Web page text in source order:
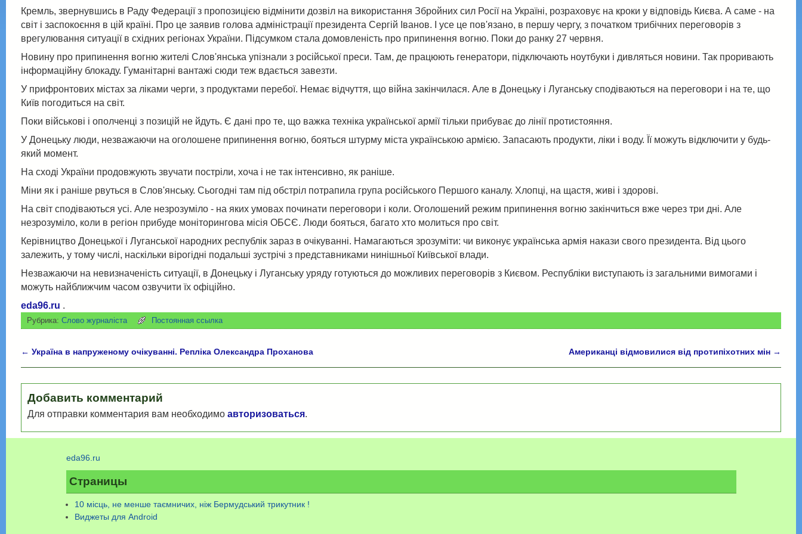
Кремль, звернувшись в Раду Федерації з пропозицією відмінити дозвіл на використання Збройних сил Росії на Україні, розраховує на кроки у відповідь Києва. А саме - на
світ і заспокоєння в цій країні. Про це заявив голова адміністрації президента Сергій Іванов. І усе це пов'язано, в першу чергу, з початком трибічних переговорів з
врегулювання ситуації в східних регіонах України. Підсумком стала домовленість про припинення вогню. Поки до ранку 27 червня.
Новину про припинення вогню жителі Слов'янська упізнали з російської преси. Там, де працюють генератори, підключають ноутбуки і дивляться новини. Так проривають
інформаційну блокаду. Гуманітарні вантажі сюди теж вдається завезти.
У прифронтових містах за ліками черги, з продуктами перебої. Немає відчуття, що війна закінчилася. Але в Донецьку і Луганську сподіваються на переговори і на те, що
Київ погодиться на світ.
Поки військові і ополченці з позицій не йдуть. Є дані про те, що важка техніка української армії тільки прибуває до лінії протистояння.
У Донецьку люди, незважаючи на оголошене припинення вогню, бояться штурму міста українською армією. Запасають продукти, ліки і воду. Її можуть відключити у будь-
який момент.
На сході України продовжують звучати постріли, хоча і не так інтенсивно, як раніше.
Міни як і раніше рвуться в Слов'янську. Сьогодні там під обстріл потрапила група російського Першого каналу. Хлопці, на щастя, живі і здорові.
На світ сподіваються усі. Але незрозуміло - на яких умовах починати переговори і коли. Оголошений режим припинення вогню закінчиться вже через три дні. Але
незрозуміло, коли в регіон прибуде моніторингова місія ОБСЄ. Люди бояться, багато хто молиться про світ.
Керівництво Донецької і Луганської народних республік зараз в очікуванні. Намагаються зрозуміти: чи виконує українська армія накази свого президента. Від цього
залежить, у тому числі, наскільки вірогідні подальші зустрічі з представниками нинішньої Київської влади.
Незважаючи на невизначеність ситуації, в Донецьку і Луганську уряду готуються до можливих переговорів з Києвом. Республіки виступають із загальними вимогами і
можуть найближчим часом озвучити їх офіційно.
eda96.ru .
Рубрика: Слово журналіста Постоянная ссылка
Навигация по записям
← Україна в напруженому очікуванні. Репліка Олександра Проханова Американці відмовилися від протипіхотних мін →
Добавить комментарий
Для отправки комментария вам необходимо авторизоваться.
eda96.ru
Страницы
10 місць, не менше таємничих, ніж Бермудський трикутник !
Виджеты для Аndroid